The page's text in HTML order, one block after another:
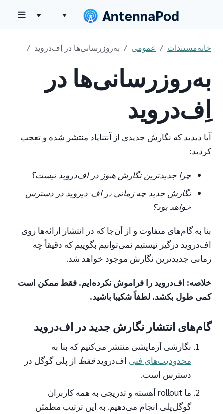
خانهمستندات عمومی به‌روزرسانی‌ها در اِف‌دروید
به‌روزرسانی‌ها در
اِف‌دروید
آیا دیدید که نگارش جدیدی از آنتناپاد منتشر شده و تعجب
کردید:
چرا جدیدترین نگارش هنوز در اف‌دروید نیست؟
نگارش جدید چه زمانی در اف-دیروید در دسترس
خواهد بود؟
بنا به گام‌های متفاوت و از آن‌جا که در انتشار ارائه‌ها روی
اف‌دروید درگیر نیستیم نمی‌توانیم بگوییم که دقیقاً چه
زمانی جدیدترین نگارش موجود خواهد شد.
خلاصه: اف‌دروید را فراموش نکرده‌ایم. فقط ممکن است
کمی طول بکشد. لطفاً شکیبا باشید.
گام‌های انتشار نگارش جدید در اف‌دروید
نگارشی آزمایشی منتشر می‌کنیم که بنا به
محدودیت‌های فنی اف‌درویدفقط از پلی گوگل در
دسترس است.
ما rollout آهسته و تدریجی به همه کاربران
گوگل‌پلی انجام می‌دهیم. به این ترتیب مطمئن